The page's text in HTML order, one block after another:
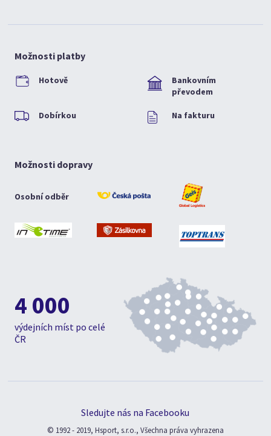
Možnosti platby
Hotově
Bankovním
převodem
Dobírkou Na fakturu
Možnosti dopravy
Osobní odběr
4 000
výdejních míst po celé
ČR
Sledujte nás na Facebooku
© 1992 - 2019, Hsport, s.r.o., Všechna práva vyhrazena